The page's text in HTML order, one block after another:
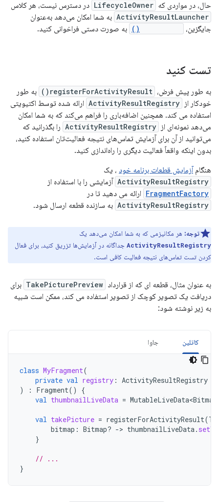
حال، در مواردی که LifecycleOwner در دسترس نیست، هر کلاس
ActivityResultLauncher به شما امکان می‌دهد به‌عنوان
جایگزین،
به صورت دستی فراخوانی کنید.
تست کنید
به طور پیش فرض، registerForActivityResult()
به طور
خودکار از ActivityResultRegistry ارائه شده توسط اکتیویتی
استفاده می کند. همچنین اضافه‌باری را فراهم می‌کند که به شما امکان
می‌دهد نمونه‌ای از ActivityResultRegistry را بگذرانید که
می‌توانید از آن برای آزمایش تماس‌های نتیجه فعالیت‌تان استفاده کنید،
بدون اینکه واقعاً فعالیت دیگری را راه‌اندازی کنید.
هنگام آزمایش قطعات برنامه خود ، یک
ActivityResultRegistry آزمایشی را با استفاده از
FragmentFactory ارائه می دهید تا در
ActivityResultRegistry به سازنده قطعه ارسال شود.
توجه: هر مکانیزمی که به شما امکان می‌دهد یک
ActivityResultRegistry جداگانه در آزمایش‌ها تزریق کنید، برای فعال
کردن تست تماس‌های نتیجه فعالیت کافی است.
به عنوان مثال، قطعه ای که از قرارداد TakePicturePreview برای
دریافت یک تصویر کوچک از تصویر استفاده می کند، ممکن است شبیه
به زیر نوشته شود:
کاتلین جاوا
class MyFragment(
private val registry : ActivityResultRegistry
)
: Fragment()
{
val thumbnailLiveData =
val takePicture = registerForActivityResult(
bitmap : Bitmap? -> thumbnailLiveData.
}
// ...
}